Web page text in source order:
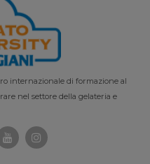
internazionale di formazione al
nel settore della gelateria e